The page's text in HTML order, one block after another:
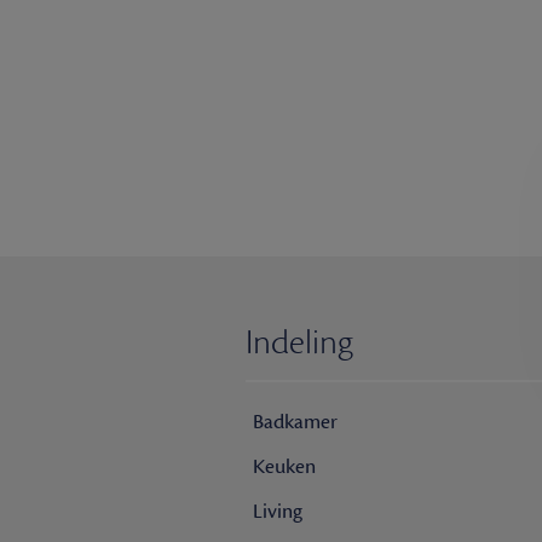
Indeling
Badkamer
Keuken
Living